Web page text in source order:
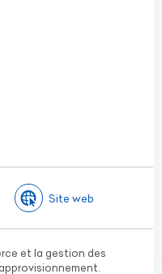
Site web
et la gestion des